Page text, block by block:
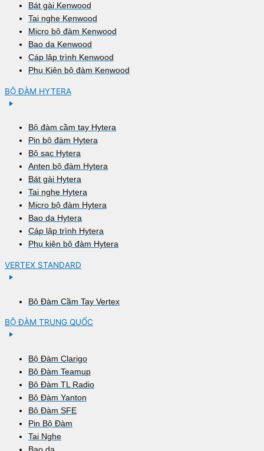
Bát gài Kenwood
Tai nghe Kenwood
Micro bộ đàm Kenwood
Bao da Kenwood
Cáp lập trình Kenwood
Phụ Kiện bộ đàm Kenwood
BỘ ĐÀM HYTERA
Bộ đàm cầm tay Hytera
Pin bộ đàm Hytera
Bộ sạc Hytera
Anten bộ đàm Hytera
Bát gài Hytera
Tai nghe Hytera
Micro bộ đàm Hytera
Bao da Hytera
Cáp lập trình Hytera
Phụ kiện bộ đàm Hytera
VERTEX STANDARD
Bộ Đàm Cầm Tay Vertex
BỘ ĐÀM TRUNG QUỐC
Bộ Đàm Clarigo
Bộ Đàm Teamup
Bộ Đàm TL Radio
Bộ Đàm Yanton
Bộ Đàm SFE
Pin Bộ Đàm
Tai Nghe